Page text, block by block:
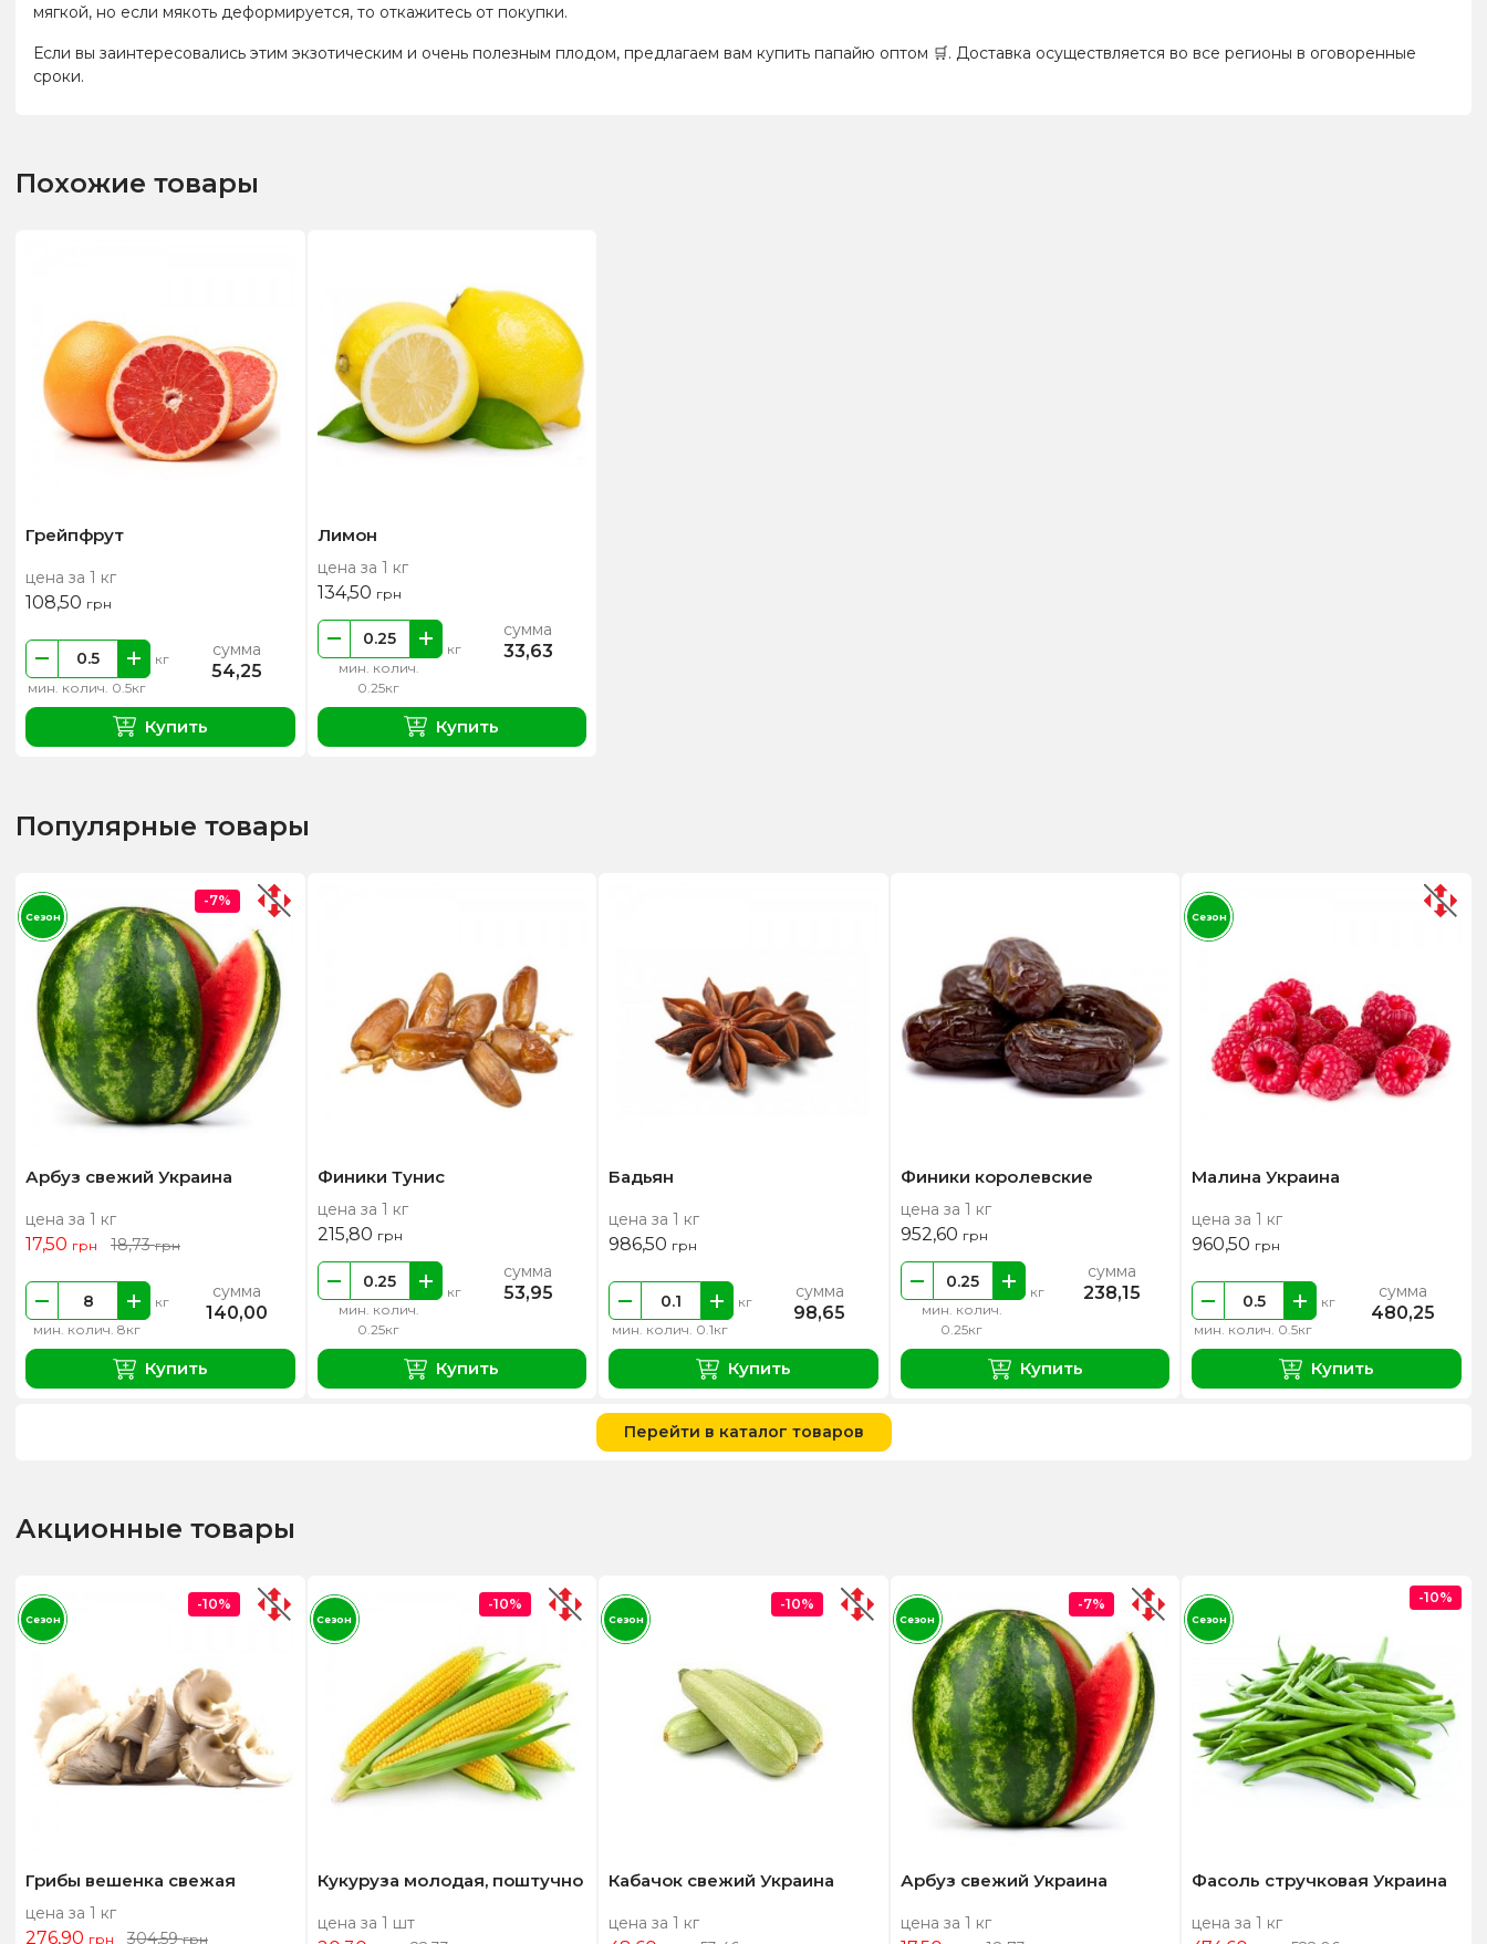
мягкой, но если мякоть деформируется, то откажитесь от покупки.
Если вы заинтересовались этим экзотическим и очень полезным плодом, предлагаем вам купить папайю оптом 🛒. Доставка осуществляется во все регионы в оговоренные
сроки.
Похожие товары
Грейпфрут
цена за 1 кг
108,50 грн
мин. колич. 0.5кг
кг сумма
54,25
Купить
Лимон
цена за 1 кг
134,50 грн
мин. колич.
0.25кг
кг
сумма
33,63
Купить
Популярные товары
Арбуз свежий Украина
цена за 1 кг
17,50 грн 18,73грн
мин. колич. 8кг
кг сумма
140,00
Купить
-7%
Сезон
Финики Тунис
цена за 1 кг
215,80 грн
мин. колич.
0.25кг
кг
сумма
53,95
Купить
Бадьян
цена за 1 кг
986,50 грн
мин. колич. 0.1кг
кг сумма
98,65
Купить
Финики королевские
цена за 1 кг
952,60 грн
мин. колич.
0.25кг
кг
сумма
238,15
Купить
Малина Украина
цена за 1 кг
960,50 грн
мин. колич. 0.5кг
кг сумма
480,25
Купить
Сезон
Перейти в каталог товаров
Акционные товары
Грибы вешенка свежая
цена за 1 кг
276,90 грн 304,59грн
-10%
Сезон
Кукуруза молодая, поштучно
цена за 1 шт
-10%
Сезон
Кабачок свежий Украина
цена за 1 кг
-10%
Сезон
Арбуз свежий Украина
цена за 1 кг
-7%
Сезон
Фасоль стручковая Украина
цена за 1 кг
-10%
Сезон